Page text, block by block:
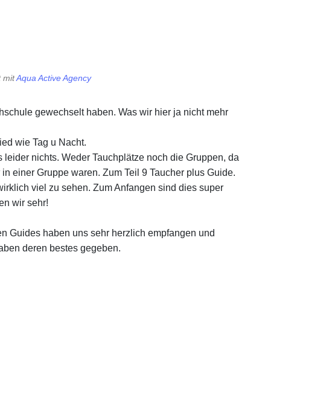
mitAqua Active Agency
gewechselt haben. Was wir hier ja nicht mehr
wie Tag u Nacht.
leider nichts. Weder Tauchplätze noch die Gruppen, da
einer Gruppe waren. Zum Teil 9 Taucher plus Guide.
viel zu sehen. Zum Anfangen sind dies super
wir sehr!
Guides haben uns sehr herzlich empfangen und
deren bestes gegeben.